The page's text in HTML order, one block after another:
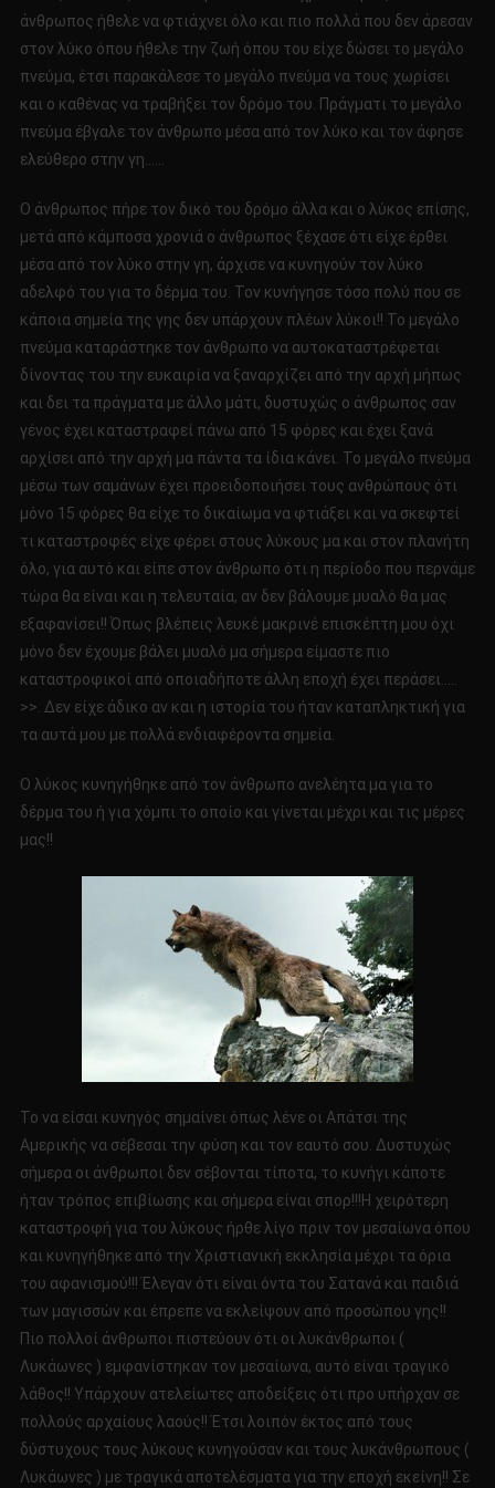
άνθρωπος ήθελε να φτιάχνει όλο και πιο πολλά που δεν άρεσαν
στον λύκο όπου ήθελε την ζωή όπου του είχε δώσει το μεγάλο
πνεύμα, έτσι παρακάλεσε το μεγάλο πνεύμα να τους χωρίσει
και ο καθένας να τραβήξει τον δρόμο του. Πράγματι το μεγάλο
πνεύμα έβγαλε τον άνθρωπο μέσα από τον λύκο και τον άφησε
ελεύθερο στην γη……
Ο άνθρωπος πήρε τον δικό του δρόμο άλλα και ο λύκος επίσης,
μετά από κάμποσα χρονιά ο άνθρωπος ξέχασε ότι είχε έρθει
μέσα από τον λύκο στην γη, άρχισε να κυνηγούν τον λύκο
αδελφό του για το δέρμα του. Τον κυνήγησε τόσο πολύ που σε
κάποια σημεία της γης δεν υπάρχουν πλέων λύκοι!! Το μεγάλο
πνεύμα καταράστηκε τον άνθρωπο να αυτοκαταστρέφεται
δίνοντας του την ευκαιρία να ξαναρχίζει από την αρχή μήπως
και δει τα πράγματα με άλλο μάτι, δυστυχώς ο άνθρωπος σαν
γένος έχει καταστραφεί πάνω από 15 φόρες και έχει ξανά
αρχίσει από την αρχή μα πάντα τα ίδια κάνει. Το μεγάλο πνεύμα
μέσω των σαμάνων έχει προειδοποιήσει τους ανθρώπους ότι
μόνο 15 φόρες θα είχε το δικαίωμα να φτιάξει και να σκεφτεί
τι καταστροφές είχε φέρει στους λύκους μα και στον πλανήτη
όλο, για αυτό και είπε στον άνθρωπο ότι η περίοδο που περνάμε
τώρα θα είναι και η τελευταία, αν δεν βάλουμε μυαλό θα μας
εξαφανίσει!! Όπως βλέπεις λευκέ μακρινέ επισκέπτη μου όχι
μόνο δεν έχουμε βάλει μυαλό μα σήμερα είμαστε πιο
καταστροφικοί από οποιαδήποτε άλλη εποχή έχει περάσει…..
>>. Δεν είχε άδικο αν και η ιστορία του ήταν καταπληκτική για
τα αυτά μου με πολλά ενδιαφέροντα σημεία.
Ο λύκος κυνηγήθηκε από τον άνθρωπο ανελέητα μα για το
δέρμα του ή για χόμπι το οποίο και γίνεται μέχρι και τις μέρες
μας!!
Το να είσαι κυνηγός σημαίνει όπως λένε οι Απάτσι της
Αμερικής να σέβεσαι την φύση και τον εαυτό σου. Δυστυχώς
σήμερα οι άνθρωποι δεν σέβονται τίποτα, το κυνήγι κάποτε
ήταν τρόπος επιβίωσης και σήμερα είναι σπορ!!!Η χειρότερη
καταστροφή για του λύκους ήρθε λίγο πριν τον μεσαίωνα όπου
και κυνηγήθηκε από την Χριστιανική εκκλησία μέχρι τα όρια
του αφανισμού!!! Έλεγαν ότι είναι όντα του Σατανά και παιδιά
των μαγισσών και έπρεπε να εκλείψουν από προσώπου γης!!
Πιο πολλοί άνθρωποι πιστεύουν ότι οι λυκάνθρωποι (
Λυκάωνες ) εμφανίστηκαν τον μεσαίωνα, αυτό είναι τραγικό
λάθος!! Υπάρχουν ατελείωτες αποδείξεις ότι προ υπήρχαν σε
πολλούς αρχαίους λαούς!! Έτσι λοιπόν έκτος από τους
δύστυχους τους λύκους κυνηγούσαν και τους λυκάνθρωπους (
Λυκάωνες ) με τραγικά αποτελέσματα για την εποχή εκείνη!! Σε